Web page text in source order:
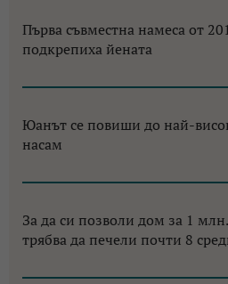
Първа съвместна намеса от
подкрепиха йената
Юанът се повиши до най-
насам
За да си позволи дом за 1
трябва да печели почти 8